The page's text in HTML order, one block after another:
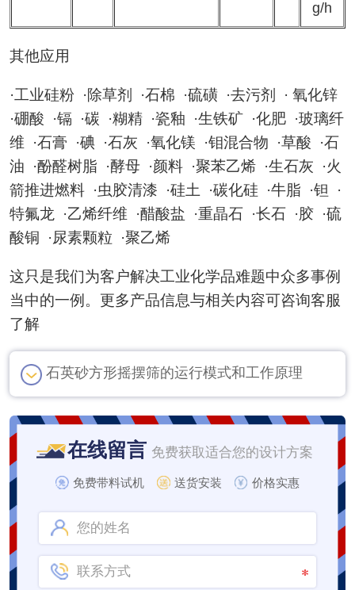
g/h
其他应用
·工业硅粉 ·除草剂 ·石棉 ·硫磺 ·去污剂 · 氧化锌
·硼酸 ·镉 ·碳 ·糊精 ·瓷釉 ·生铁矿 ·化肥 ·玻璃纤
维 ·石膏 ·碘 ·石灰 ·氧化镁 ·钼混合物 ·草酸 ·石
油 ·酚醛树脂 ·酵母 ·颜料 ·聚苯乙烯 ·生石灰 ·火
箭推进燃料 ·虫胶清漆 ·硅土 ·碳化硅 ·牛脂 ·钽 ·
特氟龙 ·乙烯纤维 ·醋酸盐 ·重晶石 ·长石 ·胶 ·硫
酸铜 ·尿素颗粒 ·聚乙烯
这只是我们为客户解决工业化学品难题中众多事例
当中的一例。更多产品信息与相关内容可咨询客服
了解
石英砂方形摇摆筛的运行模式和工作原理
在线留言 免费获取适合您的设计方案
免费带料试机 送货安装 价格实惠